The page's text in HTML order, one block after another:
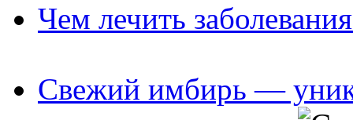
Чем лечить
Свежий имбирь —